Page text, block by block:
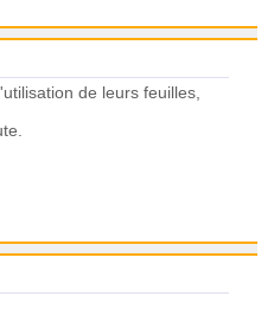
de leurs feuilles,